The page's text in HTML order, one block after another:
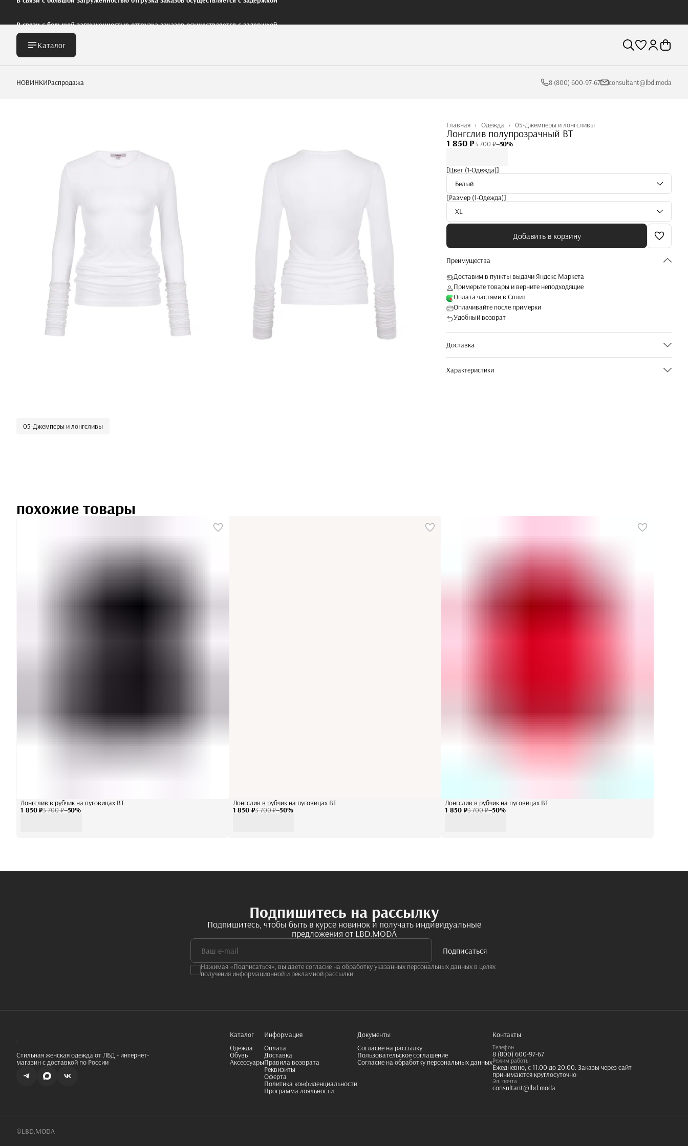
Каталог
НОВИНКИРаспродажа 8 (800) 600-97-67 consultant@lbd.moda
05-Джемперы и лонгсливы
Одежда ›
Главная ›
Лонгслив полупрозрачный BT
1 850 ₽3 700 ₽−50%
[Цвет (1-Одежда)]
Белый
[Размер (1-Одежда)]
XL
Добавить в корзину
Преимущества
Доставим в пункты выдачи Яндекс Маркета
Примерьте товары и верните неподходящие
Оплата частями в Сплит
Оплачивайте после примерки
Удобный возврат
Доставка
Характеристики
05-Джемперы и лонгсливы
похожие товары
1 850 ₽3 700 ₽−50%
Лонгслив в рубчик на пуговицах BT
1 850 ₽3 700 ₽−50%
Лонгслив в рубчик на пуговицах BT
1 850 ₽3 700 ₽−50%
Лонгслив в рубчик на пуговицах BT
Подпишитесь на рассылку
Подпишитесь, чтобы быть в курсе новинок и получать индивидуальные
предложения от LBD.MODA
Подписаться
Нажимая «Подписаться», вы даете согласие на обработку указанных персональных данных в целях
получения информационной и рекламной рассылки
Стильная женская одежда от ЛБД - интернет-
магазин с доставкой по России
Каталог
Одежда
Обувь
Аксессуары
Информация
Оплата
Доставка
Правила возврата
Реквизиты
Оферта
Политика конфиденциальности
Программа лояльности
Документы
Согласие на рассылку
Пользовательское соглашение
Согласие на обработку персональных данных
Контакты
Телефон
8 (800) 600-97-67
Режим работы
Ежедневно, с 11:00 до 20:00. Заказы через сайт
принимаются круглосуточно
Эл. почта
consultant@lbd.moda
©LBD.MODA